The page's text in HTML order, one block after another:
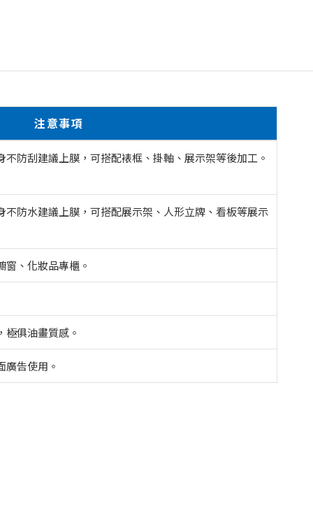
注意事項
防刮建議上膜，可搭配裱框、掛軸、展示架等後加工。
不防水建議上膜，可搭配展示架、人形立牌、看板等展示
、化妝品專櫃。
俱油畫質感。
廣告使用。